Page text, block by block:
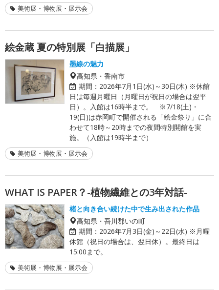
美術展・博物展・展示会
絵金蔵 夏の特別展「白描展」
墨線の魅力
高知県・香南市
期間： 2026年7月1日(水)～30日(木) ※休館
日は毎週月曜日（月曜日が祝日の場合は翌平
日）。入館は16時半まで。 ※7/18(土)・
19(日)は赤岡町で開催される「絵金祭り」に合
わせて18時～20時までの夜間特別開館を実
施。（入館は19時半まで）
美術展・博物展・展示会
WHAT IS PAPER？-植物繊維との3年対話-
楮と向き合い続けた中で生み出された作品
高知県・吾川郡いの町
期間： 2026年7月3日(金)～22日(水) ※月曜
休館（祝日の場合は、翌日休）。最終日は
15:00まで。
美術展・博物展・展示会